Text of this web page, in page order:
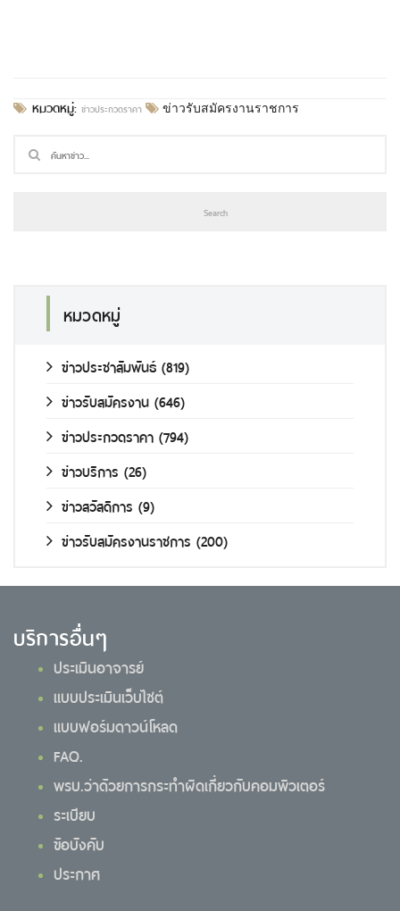
หมวดหมู่: ข่าวประกวดราคา ข่าวรับสมัครงานราชการ
หมวดหมู่
ข่าวประชาสัมพันธ์ (819)
ข่าวรับสมัครงาน (646)
ข่าวประกวดราคา (794)
ข่าวบริการ (26)
ข่าวสวัสดิการ (9)
ข่าวรับสมัครงานราชการ (200)
บริการอื่นๆ
ประเมินอาจารย์
แบบประเมินเว็บไซต์
แบบฟอร์มดาวน์โหลด
FAQ.
พรบ.ว่าด้วยการกระทำผิดเกี่ยวกับคอมพิวเตอร์
ระเบียบ
ข้อบังคับ
ประกาศ